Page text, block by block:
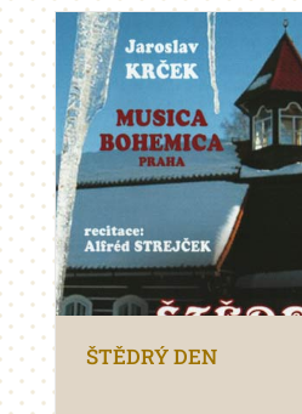
ŠTĚDRÝ DEN